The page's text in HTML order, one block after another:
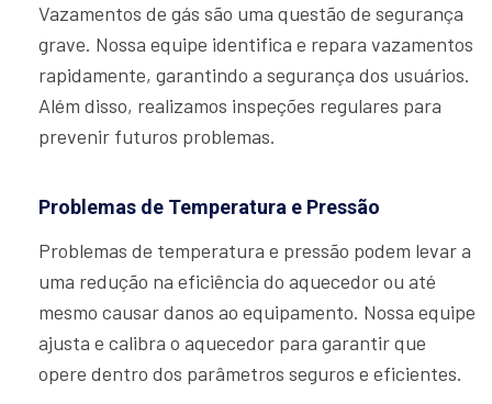
Vazamentos de gás são uma questão de segurança
grave. Nossa equipe identifica e repara vazamentos
rapidamente, garantindo a segurança dos usuários.
Além disso, realizamos inspeções regulares para
prevenir futuros problemas.
Problemas de Temperatura e Pressão
Problemas de temperatura e pressão podem levar a
uma redução na eficiência do aquecedor ou até
mesmo causar danos ao equipamento. Nossa equipe
ajusta e calibra o aquecedor para garantir que
opere dentro dos parâmetros seguros e eficientes.